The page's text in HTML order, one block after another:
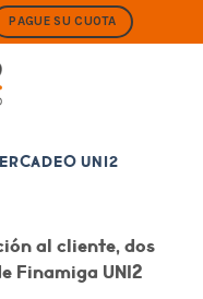
PAGUE SU CUOTA
UNI2
al cliente, dos
Finamiga UNI2